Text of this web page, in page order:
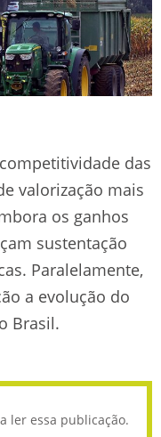
das
valorização mais
os ganhos
sustentação
Paralelamente,
a evolução do
Brasil.
ler essa publicação.